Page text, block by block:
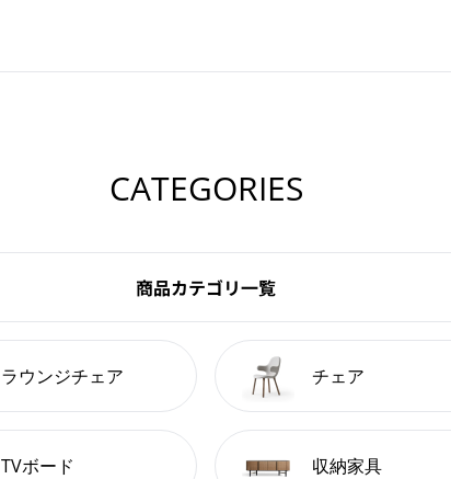
CATEGORIES
商品カテゴリ一覧
ラウンジチェア チェア
TVボード 収納家具